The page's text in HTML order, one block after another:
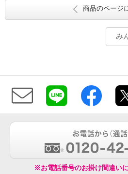
商品のページ
み
※お電話番号のお掛け間違い